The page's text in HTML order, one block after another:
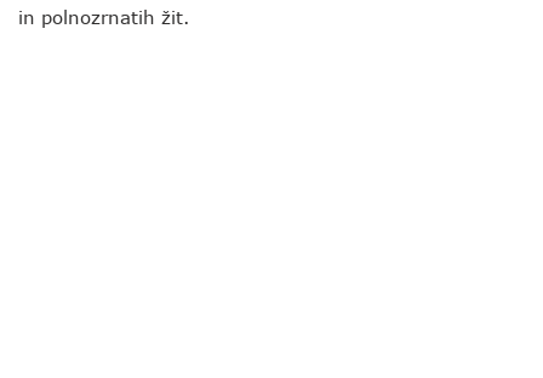
in polnozrnatih žit.